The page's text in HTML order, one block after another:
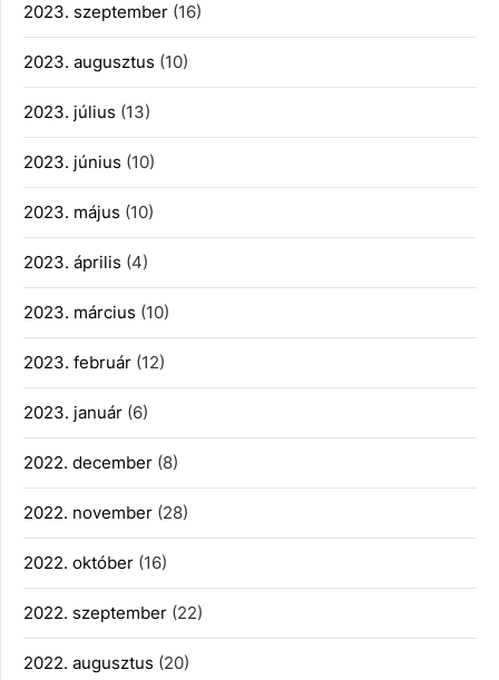
2023. szeptember (16)
2023. augusztus (10)
2023. július (13)
2023. június (10)
2023. május (10)
2023. április (4)
2023. március (10)
2023. február (12)
2023. január (6)
2022. december (8)
2022. november (28)
2022. október (16)
2022. szeptember (22)
2022. augusztus (20)